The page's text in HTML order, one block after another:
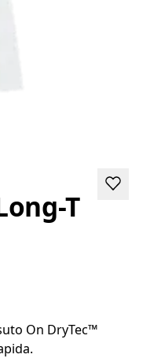
T
On DryTec™